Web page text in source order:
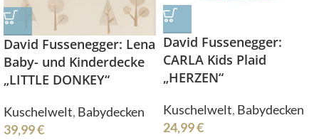
David Fussenegger: Lena
Baby- und Kinderdecke
„LITTLE DONKEY“
Kuschelwelt, Babydecken
39,99€
David Fussenegger:
CARLA Kids Plaid
„HERZEN“
Kuschelwelt, Babydecken
24,99€